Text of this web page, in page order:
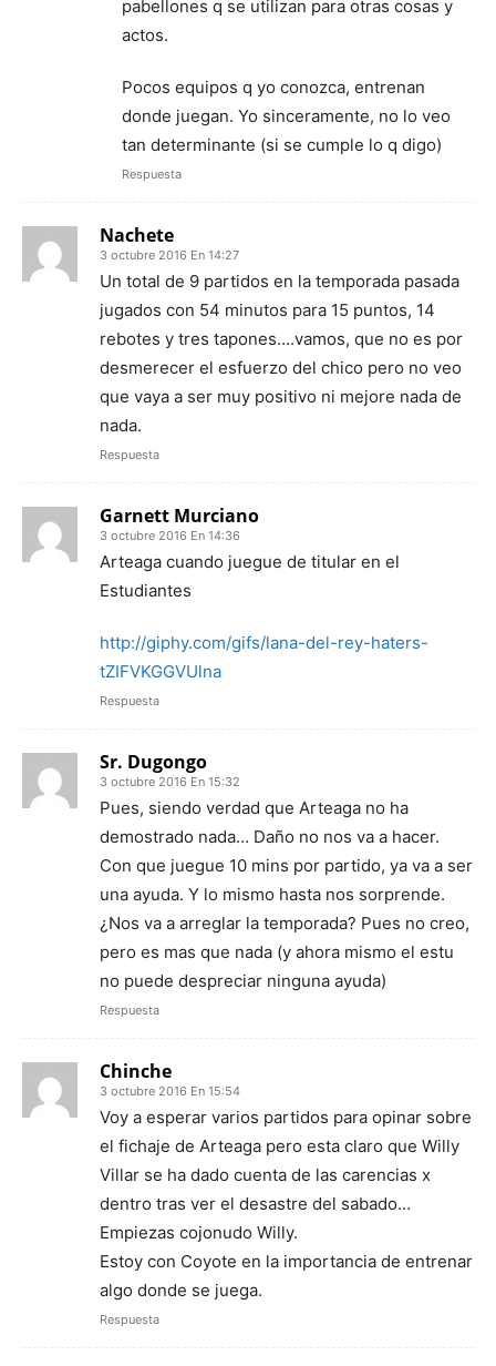
pabellones q se utilizan para otras cosas y
actos.
Pocos equipos q yo conozca, entrenan
donde juegan. Yo sinceramente, no lo veo
tan determinante (si se cumple lo q digo)
Respuesta
Nachete
3 octubre 2016 En 14:27
Un total de 9 partidos en la temporada pasada
jugados con 54 minutos para 15 puntos, 14
rebotes y tres tapones….vamos, que no es por
desmerecer el esfuerzo del chico pero no veo
que vaya a ser muy positivo ni mejore nada de
nada.
Respuesta
Garnett Murciano
3 octubre 2016 En 14:36
Arteaga cuando juegue de titular en el
Estudiantes
http://giphy.com/gifs/lana-del-rey-haters-
tZIFVKGGVUlna
Respuesta
Sr. Dugongo
3 octubre 2016 En 15:32
Pues, siendo verdad que Arteaga no ha
demostrado nada… Daño no nos va a hacer.
Con que juegue 10 mins por partido, ya va a ser
una ayuda. Y lo mismo hasta nos sorprende.
¿Nos va a arreglar la temporada? Pues no creo,
pero es mas que nada (y ahora mismo el estu
no puede despreciar ninguna ayuda)
Respuesta
Chinche
3 octubre 2016 En 15:54
Voy a esperar varios partidos para opinar sobre
el fichaje de Arteaga pero esta claro que Willy
Villar se ha dado cuenta de las carencias x
dentro tras ver el desastre del sabado…
Empiezas cojonudo Willy.
Estoy con Coyote en la importancia de entrenar
algo donde se juega.
Respuesta